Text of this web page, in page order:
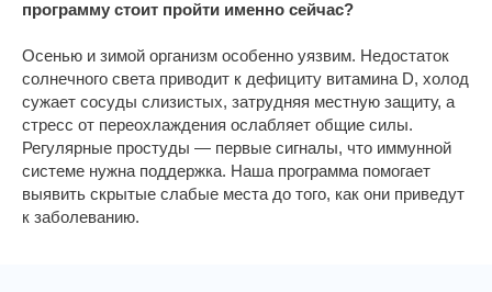
программу стоит пройти именно сейчас?
Осенью и зимой организм особенно уязвим. Недостаток
солнечного света приводит к дефициту витамина D, холод
сужает сосуды слизистых, затрудняя местную защиту, а
стресс от переохлаждения ослабляет общие силы.
Регулярные простуды — первые сигналы, что иммунной
системе нужна поддержка. Наша программа помогает
выявить скрытые слабые места до того, как они приведут
к заболеванию.